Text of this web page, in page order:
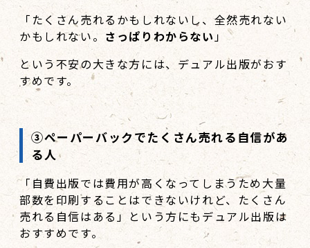
「たくさん売れるかもしれないし、全然売れない
かもしれない。 さっぱりわからない」
という不安の大きな方には、デュアル出版がおす
すめです。
③ペーパーバックでたくさん売れる自信があ
る人
「自費出版では費用が高くなってしまうため大量
部数を印刷することはできないけれど、たくさん
売れる自信はある」という方にもデュアル出版は
おすすめです。